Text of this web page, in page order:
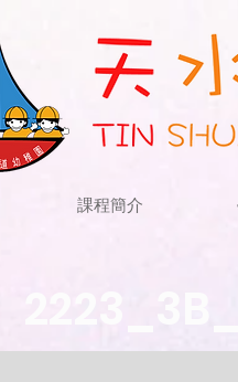
課程簡介